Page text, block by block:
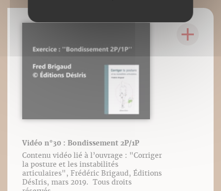
Vidéo n°30 : Bondissement 2P/1P
Contenu vidéo lié à l’ouvrage : "Corriger
la posture et les instabilités
articulaires", Frédéric Brigaud, Éditions
DésIris, mars 2019. Tous droits